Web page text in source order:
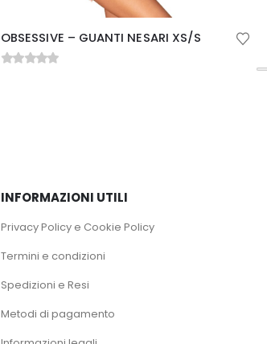
INFORMAZIONI UTILI
Privacy Policy e Cookie Policy
Termini e condizioni
Spedizioni e Resi
Metodi di pagamento